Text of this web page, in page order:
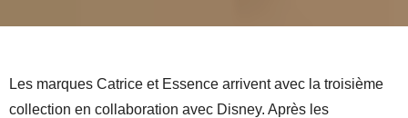
Les marques Catrice et Essence arrivent avec la troisième
collection en collaboration avec Disney. Après les